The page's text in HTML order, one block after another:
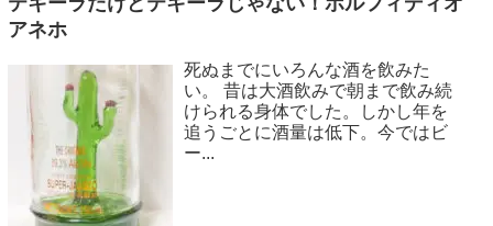
アネホ
死ぬまでにいろんな酒を飲みた
い。 昔は大酒飲みで朝まで飲み続
けられる身体でした。しかし年を
追うごとに酒量は低下。今ではビ
ー...